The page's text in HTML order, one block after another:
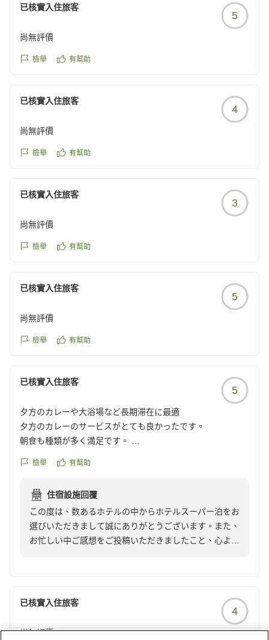
已核實入住旅客
5
尚無評價
檢舉 有幫助
已核實入住旅客
4
尚無評價
檢舉 有幫助
已核實入住旅客
3
尚無評價
檢舉 有幫助
已核實入住旅客
5
尚無評價
檢舉 有幫助
已核實入住旅客
5
夕方のカレーや大浴場など長期滞在に最適
夕方のカレーのサービスがとても良かったです。
朝食も種類が多く満足です。
とても満足です。
クチコミの詳細はこちらから
https://review.travel.rakuten.co.jp/hotel/voice/148939?
reviewId=33123478208074
檢舉 有幫助
住宿設施回覆
この度は、数あるホテルの中からホテルスーパー泊をお
選びいただきまして誠にありがとうございます。また、
お忙しい中ご感想をご投稿いただきましたこと、心より
長期滞在でのご利用とのことでしたが、大浴場やランド
リー、漫画コーナーなど、快適にお過ごしいただけたご
様子で安心いたしました。出張の疲れを癒やすお役に立
已核實入住旅客
4
尚無評價